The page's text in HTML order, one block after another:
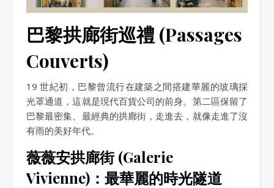
巴黎拱廊街巡禮 (Passages
Couverts)
19 世紀初，巴黎曾流行在建築之間搭建華麗的玻璃採
光罩通道，這就是現代百貨公司的前身。第二區保留了
巴黎最密集、最經典的拱廊街，走進去，就像走進了沒
有雨的美好年代。
薇薇安拱廊街 (Galerie
Vivienne)：最華麗的時光隧道